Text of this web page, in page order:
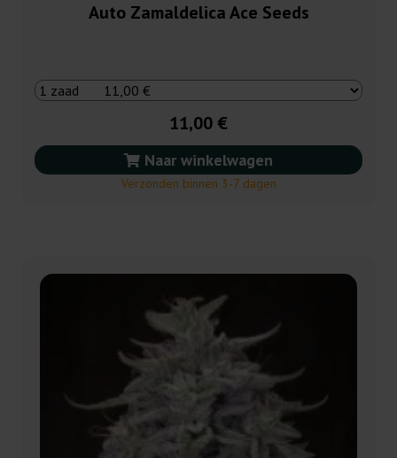
Auto Zamaldelica Ace Seeds
11,00 €
Naar winkelwagen
Verzonden binnen 3-7 dagen